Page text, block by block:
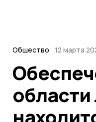
Общество 12 марта